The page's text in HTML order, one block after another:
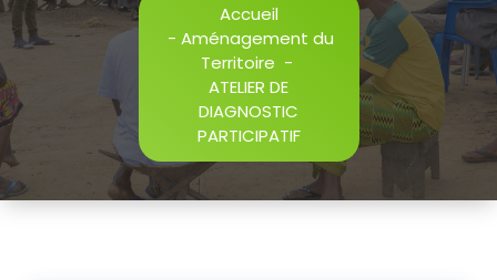
Accueil
- Aménagement du
Territoire -
ATELIER DE
DIAGNOSTIC
PARTICIPATIF